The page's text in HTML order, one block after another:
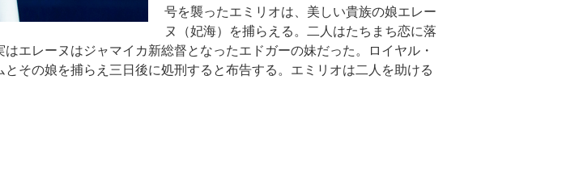
号を襲ったエミリオは、美しい貴族の娘エレー
ヌ（妃海）を捕らえる。二人はたちまち恋に落
エレーヌはジャマイカ新総督となったエドガーの妹だった。ロイヤル・
その娘を捕らえ三日後に処刑すると布告する。エミリオは二人を助ける